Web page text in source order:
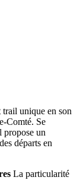
trail unique en son
Comté. Se
propose un
départs en
La particularité